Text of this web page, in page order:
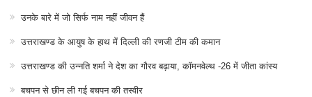
उनके बारे में जो सिर्फ नाम नहीं जीवन हैं
उत्तराखण्ड के आयुष के हाथ में दिल्ली की रणजी टीम की कमान
उत्तराखण्ड की उन्नति शर्मा ने देश का गौरव बढ़ाया, कॉमनवेल्थ -26 में जीता कांस्य
बचपन से छीन ली गई बचपन की तस्वीर